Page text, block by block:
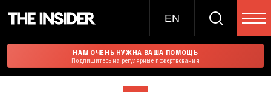
EN
НАМ ОЧЕНЬ НУЖНА ВАША ПОМОЩЬ
Подпишитесь на регулярные пожертвования